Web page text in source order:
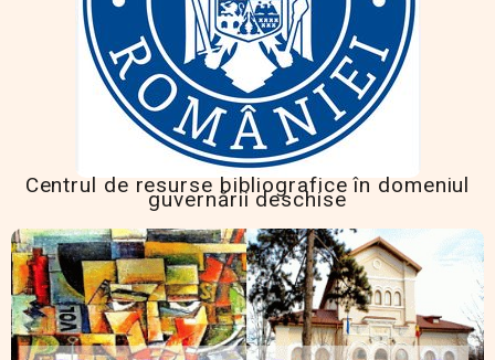
Centrul de resurse bibliografice în domeniul
guvernării deschise